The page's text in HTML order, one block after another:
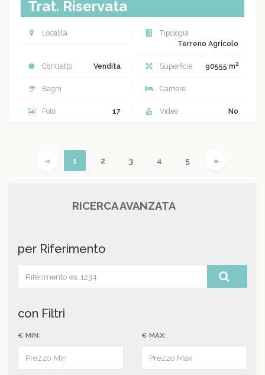
Trat. Riservata
Località
Tipologia
Terreno Agricolo
Contratto Vendita Superficie 90555 m2
Bagni Camere
Foto 17 Video No
«Previous
1 (current)
2 3 4 5 »Next
RICERCA AVANZATA
per Riferimento
con Filtri
€ MIN: € MAX: